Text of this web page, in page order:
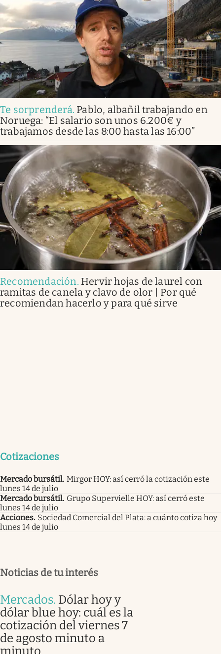
Te sorprenderá. Pablo, albañil trabajando en
Noruega: “El salario son unos 6.200€ y
trabajamos desde las 8:00 hasta las 16:00”
Recomendación. Hervir hojas de laurel con
ramitas de canela y clavo de olor | Por qué
recomiendan hacerlo y para qué sirve
Cotizaciones
Mercado bursátil. Mirgor HOY: así cerró la cotización este
lunes 14 de julio
Mercado bursátil. Grupo Supervielle HOY: así cerró este
lunes 14 de julio
Acciones. Sociedad Comercial del Plata: a cuánto cotiza hoy
lunes 14 de julio
Noticias de tu interés
Mercados. Dólar hoy y
dólar blue hoy: cuál es la
cotización del viernes 7
de agosto minuto a
minuto